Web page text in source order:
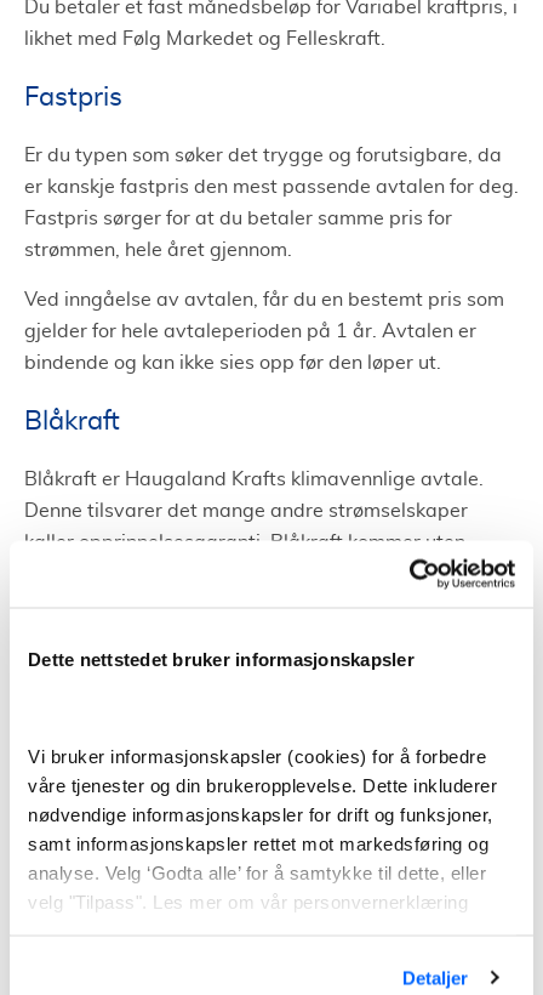
Dette nettstedet bruker informasjonskapsler
Vi bruker informasjonskapsler (cookies) for å forbedre
våre tjenester og din brukeropplevelse. Dette inkluderer
nødvendige informasjonskapsler for drift og funksjoner,
samt informasjonskapsler rettet mot markedsføring og
analyse. Velg ‘Godta alle’ for å samtykke til dette, eller
velg "Tilpass". Les mer om vår personvernerklæring
Detaljer
Du betaler et fast månedsbeløp for Variabel kraftpris, i
likhet med Følg Markedet og Felleskraft.
Fastpris
Er du typen som søker det trygge og forutsigbare, da
er kanskje fastpris den mest passende avtalen for deg.
Fastpris sørger for at du betaler samme pris for
strømmen, hele året gjennom.
Ved inngåelse av avtalen, får du en bestemt pris som
gjelder for hele avtaleperioden på 1 år. Avtalen er
bindende og kan ikke sies opp før den løper ut.
Blåkraft
Blåkraft er Haugaland Krafts klimavennlige avtale.
Denne tilsvarer det mange andre strømselskaper
kaller opprinnelsesgaranti. Blåkraft kommer uten
ekstra kostnad og garanterer at kraften du bruker er
Variabel lavpris
avtalen en mindre risiko for store prissvingninger.
Forskjellen er at denne avtalen er noe billigere,
ettersom den forutsetter avtalegiro og eFaktura.
Du får etterskuddsvis fakturering og betaler samme
fast månedsbeløp og påslag som de andre avtalene.